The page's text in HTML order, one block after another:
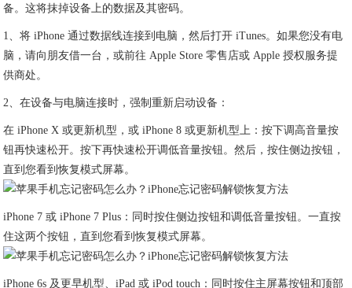
备。这将抹掉设备上的数据及其密码。
1、将 iPhone 通过数据线连接到电脑，然后打开 iTunes。如果您没有电
脑，请向朋友借一台，或前往 Apple Store 零售店或 Apple 授权服务提
供商处。
2、在设备与电脑连接时，强制重新启动设备：
在 iPhone X 或更新机型，或 iPhone 8 或更新机型上：按下调高音量按
钮再快速松开。按下再快速松开调低音量按钮。然后，按住侧边按钮，
直到您看到恢复模式屏幕。
iPhone 7 或 iPhone 7 Plus：同时按住侧边按钮和调低音量按钮。一直按
住这两个按钮，直到您看到恢复模式屏幕。
iPhone 6s 及更早机型、iPad 或 iPod touch：同时按住主屏幕按钮和顶部